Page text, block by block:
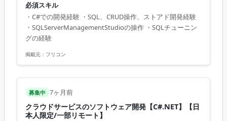
イトのバックエンド処理に対する処理速度の改善をご対応
いただきます。 ＊工程：設計、製造、試験 週5日
必須スキル
・C#での開発経験 ・SQL、CRUD操作、ストアド開発経験
・SQLServerManagementStudioの操作 ・SQLチューニン
グの経験
掲載元： フリコン
募集中 7ヶ月前
クラウドサービスのソフトウェア開発【C#.NET】【日
本人限定/一部リモート】